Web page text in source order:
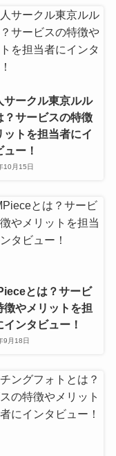
サークル東京ルル
？サービスの特徴
ットを担当者にイ
ュー！
10月15日
とは？サービ
徴やメリットを担
インタビュー！
9月18日